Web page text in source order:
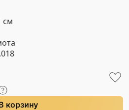
см
корзину